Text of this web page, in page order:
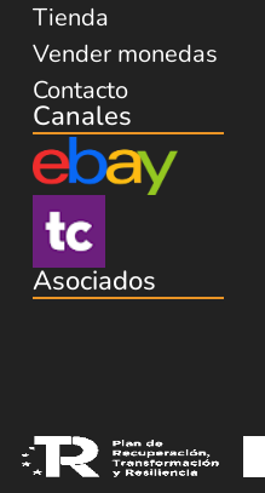
Tienda
Vender monedas
Contacto
Canales
Asociados